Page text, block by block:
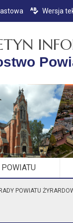
Przejdź
Przejdź
Wersja
POWIATU